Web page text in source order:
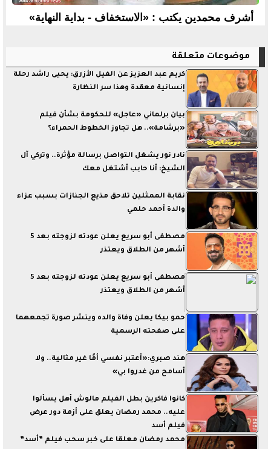
أشرف محمدين يكتب : «الاستخفاف - بداية النهاية»
موضوعات متعلقة
كريم عبد العزيز عن الفيل الأزرق: يحيى راشد رحلة
إنسانية معقدة وهذا سر النظارة
بيان برلماني «عاجل» للحكومة بشأن فيلم
«برشامة».. هل تجاوز الخطوط الحمراء؟
نادر نور يشغل التواصل برسالة مؤثرة.. وتركي آل
الشيخ: أنا حابب أشتغل معك
نقابة الممثلين تلاحق مذيع الجنازات بسبب عزاء
والدة أحمد حلمي
مصطفى أبو سريع يعلن عودته لزوجته بعد 5
أشهر من الطلاق ويعتذر
مصطفى أبو سريع يعلن عودته لزوجته بعد 5
أشهر من الطلاق ويعتذر
حمو بيكا يعلن وفاة والده وينشر صورة تجمعهما
على صفحته الرسمية
هند صبري:«أعتبر نفسي أمًا غير مثالية.. ولا
أسامح من غدروا بي»
كانوا فاكرين بطل الفيلم مالوش أهل يسألوا
عليه.. محمد رمضان يعلق على أزمة دور عرض
فيلم أسد
محمد رمضان معلقا على خبر سحب فيلم ”أسد”